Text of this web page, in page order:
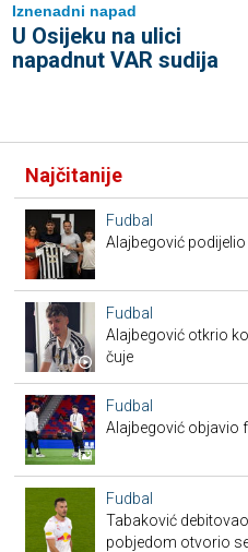
Iznenadni napad
U Osijeku na ulici
napadnut VAR sudija
Najčitanije
Fudbal
Alajbegović
Fudbal
Alajbegović otkrio
čuje
Fudbal
Alajbegović objavio
Fudbal
Tabaković
pobjedom otvorio